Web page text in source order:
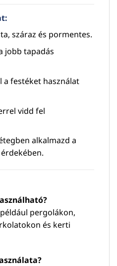
száraz és pormentes.
jobb tapadás
a festéket használat
vidd fel
alkalmazd a
pergolákon,
és kerti